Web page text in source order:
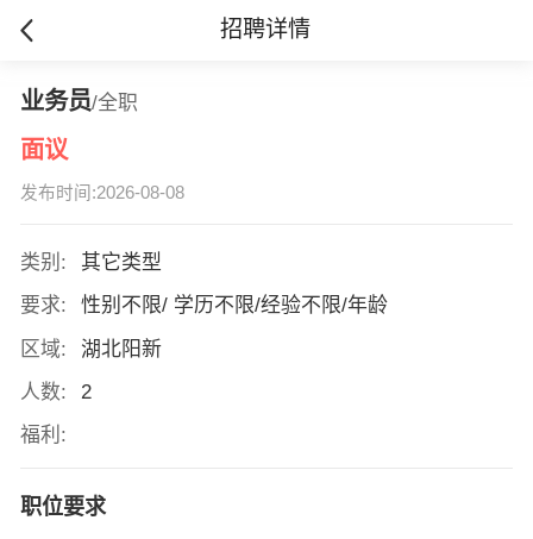
招聘详情
业务员/全职
面议
发布时间:2026-08-08
类别:
其它类型
要求:
性别不限/ 学历不限/经验不限/年龄
区域:
湖北阳新
人数:
2
福利:
职位要求